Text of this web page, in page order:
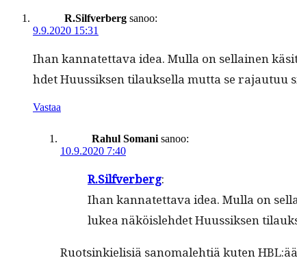
R.Silfverberg sanoo:
9.9.2020 15:31
Ihan kan­natet­ta­va idea. Mul­la on sel­l­ainen
hdet Huus­sik­sen tilauk­sel­la mut­ta se rajau­tuu
Vastaa
Rahul Somani sanoo:
10.9.2020 7:40
R.Silfverberg:
Ihan kan­natet­ta­va idea. Mul­la on
lukea näköisle­hdet Huus­sik­sen
Ruotsinkielisiä sanomale­htiä kuten